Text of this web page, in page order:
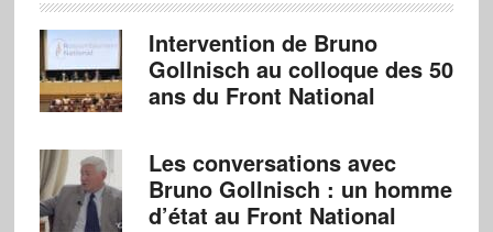
Intervention de Bruno
Gollnisch au colloque des 50
ans du Front National
Les conversations avec
Bruno Gollnisch : un homme
d’état au Front National